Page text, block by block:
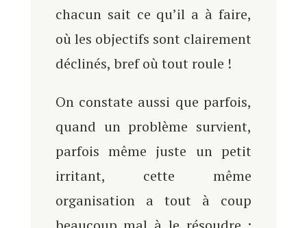
chacun sait ce qu’il a à faire,
où les objectifs sont clairement
déclinés, bref où tout roule !
On constate aussi que parfois,
quand un problème survient,
parfois même juste un petit
irritant, cette même
organisation a tout à coup